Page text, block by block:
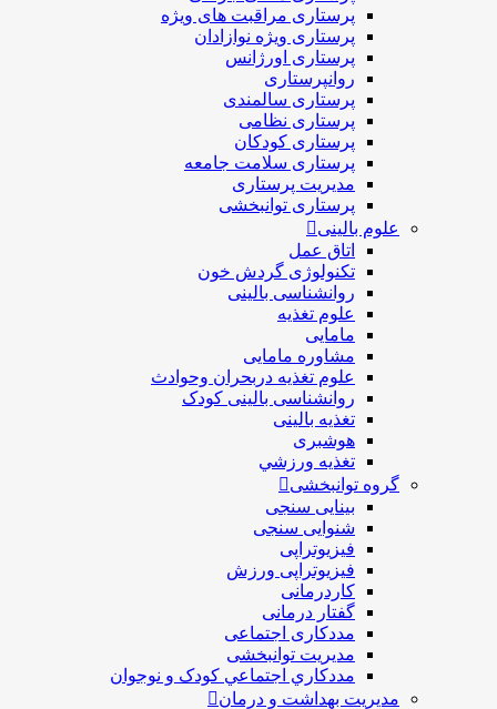
پرستاری مراقبت های ويژه
پرستاری ويژه نوازادان
پرستاری اورژانس
روانپرستاری
پرستاری سالمندی
پرستاری نظامی
پرستاری کودکان
پرستاری سلامت جامعه
مدیریت پرستاری
پرستاری توانبخشی
علوم بالینی
اتاق عمل
تکنولوژی گردش خون
روانشناسی بالینی
علوم تغذیه
مامایی
مشاوره مامایی
علوم تغذیه دربحران وحوادث
روانشناسی بالینی کودک
تغذیه بالینی
هوشبری
تغذيه ورزشي
گروه توانبخشی
بینایی سنجی
شنوایی سنجی
فیزیوتراپی
فیزیوتراپی ورزش
کاردرمانی
گفتار درمانی
مددکاری اجتماعی
مديريت توانبخشی
مددکاري اجتماعي کودک و نوجوان
مدیریت بهداشت و درمان